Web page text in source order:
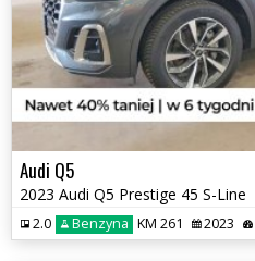
Audi Q5
2023 Audi Q5 Prestige 45 S-Line
2.0 Benzyna KM 261 2023